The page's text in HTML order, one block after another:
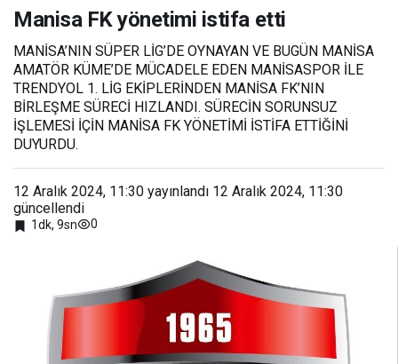
Manisa FK yönetimi istifa etti
MANİSA’NIN SÜPER LİG’DE OYNAYAN VE BUGÜN MANİSA
AMATÖR KÜME’DE MÜCADELE EDEN MANİSASPOR İLE
TRENDYOL 1. LİG EKİPLERİNDEN MANİSA FK’NIN
BİRLEŞME SÜRECİ HIZLANDI. SÜRECİN SORUNSUZ
İŞLEMESİ İÇİN MANİSA FK YÖNETİMİ İSTİFA ETTİĞİNİ
DUYURDU.
12 Aralık 2024, 11:30 yayınlandı 12 Aralık 2024, 11:30
güncellendi
1dk, 9sn 0